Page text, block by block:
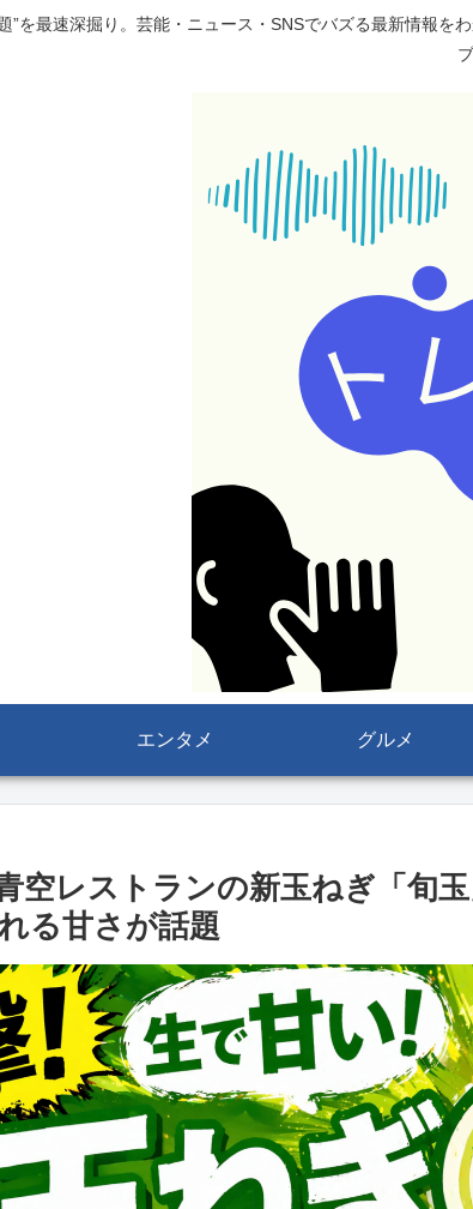
”を最速深掘り。芸能・ニュース・SNSでバズる最新情報
エンタメ グルメ
空レストランの新玉ねぎ「旬
る甘さが話題